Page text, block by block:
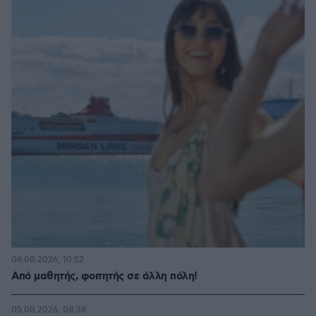
Από μαθητής, φοιτητής σε άλλη πόλη!
06.08.2026, 10:52
05.08.2026, 08:38